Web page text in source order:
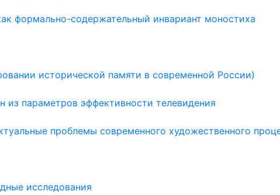
формально-содержательный инвариант моностиха
исторической памяти в современной России)
параметров эффективности телевидения
проблемы современного художественного
исследования